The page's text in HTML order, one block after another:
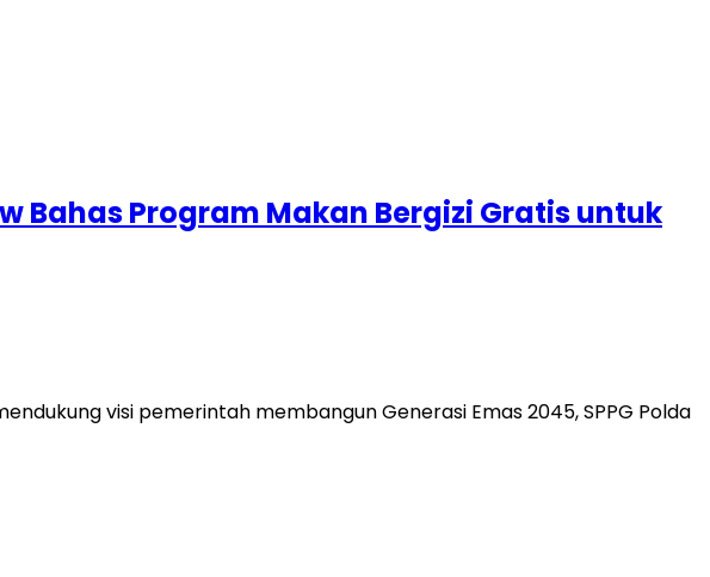
Bahas Program Makan Bergizi Gratis untuk
visi pemerintah membangun Generasi Emas 2045, SPPG Polda